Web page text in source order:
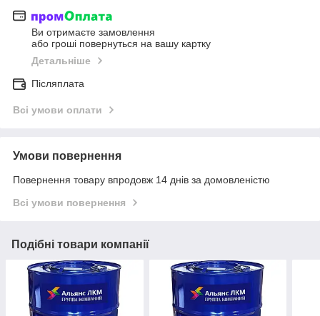
Ви отримаєте замовлення
або гроші повернуться на вашу картку
Детальніше
Післяплата
Всі умови оплати
Умови повернення
Повернення товару впродовж 14 днів за домовленістю
Всі умови повернення
Подібні товари компанії